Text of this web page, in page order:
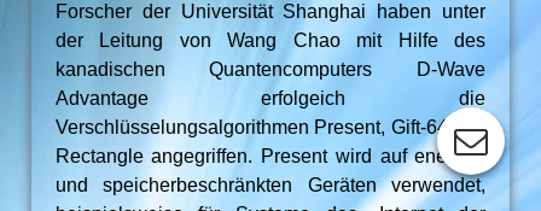
Forscher der Universität Shanghai haben unter
der Leitung von Wang Chao mit Hilfe des
kanadischen Quantencomputers D-Wave
Advantage erfolgeich die
Verschlüsselungsalgorithmen Present, Gift-64 und
Rectangle angegriffen. Present wird auf energie-
und speicherbeschränkten Geräten verwendet,